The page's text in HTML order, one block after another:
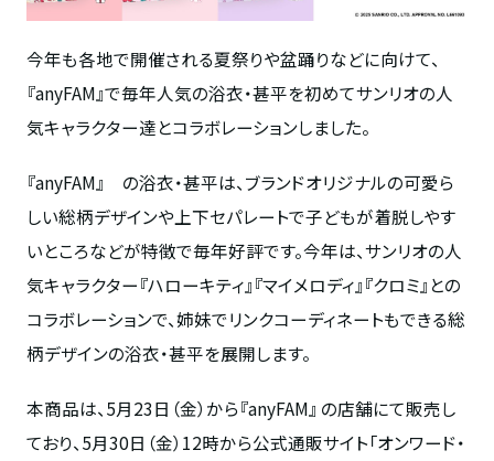
今年も各地で開催される夏祭りや盆踊りなどに向けて、
『anyFAM』で毎年人気の浴衣・甚平を初めてサンリオの人
気キャラクター達とコラボレーションしました。
『anyFAM』 の浴衣・甚平は、ブランドオリジナルの可愛ら
しい総柄デザインや上下セパレートで子どもが着脱しやす
いところなどが特徴で毎年好評です。今年は、サンリオの人
気キャラクター『ハローキティ』『マイメロディ』『クロミ』との
コラボレーションで、姉妹でリンクコーディネートもできる総
柄デザインの浴衣・甚平を展開します。
本商品は、 5月23日（金）から『anyFAM』 の店舗にて販売し
ており、 5月30日（金） 12時から公式通販サイト「オンワード・